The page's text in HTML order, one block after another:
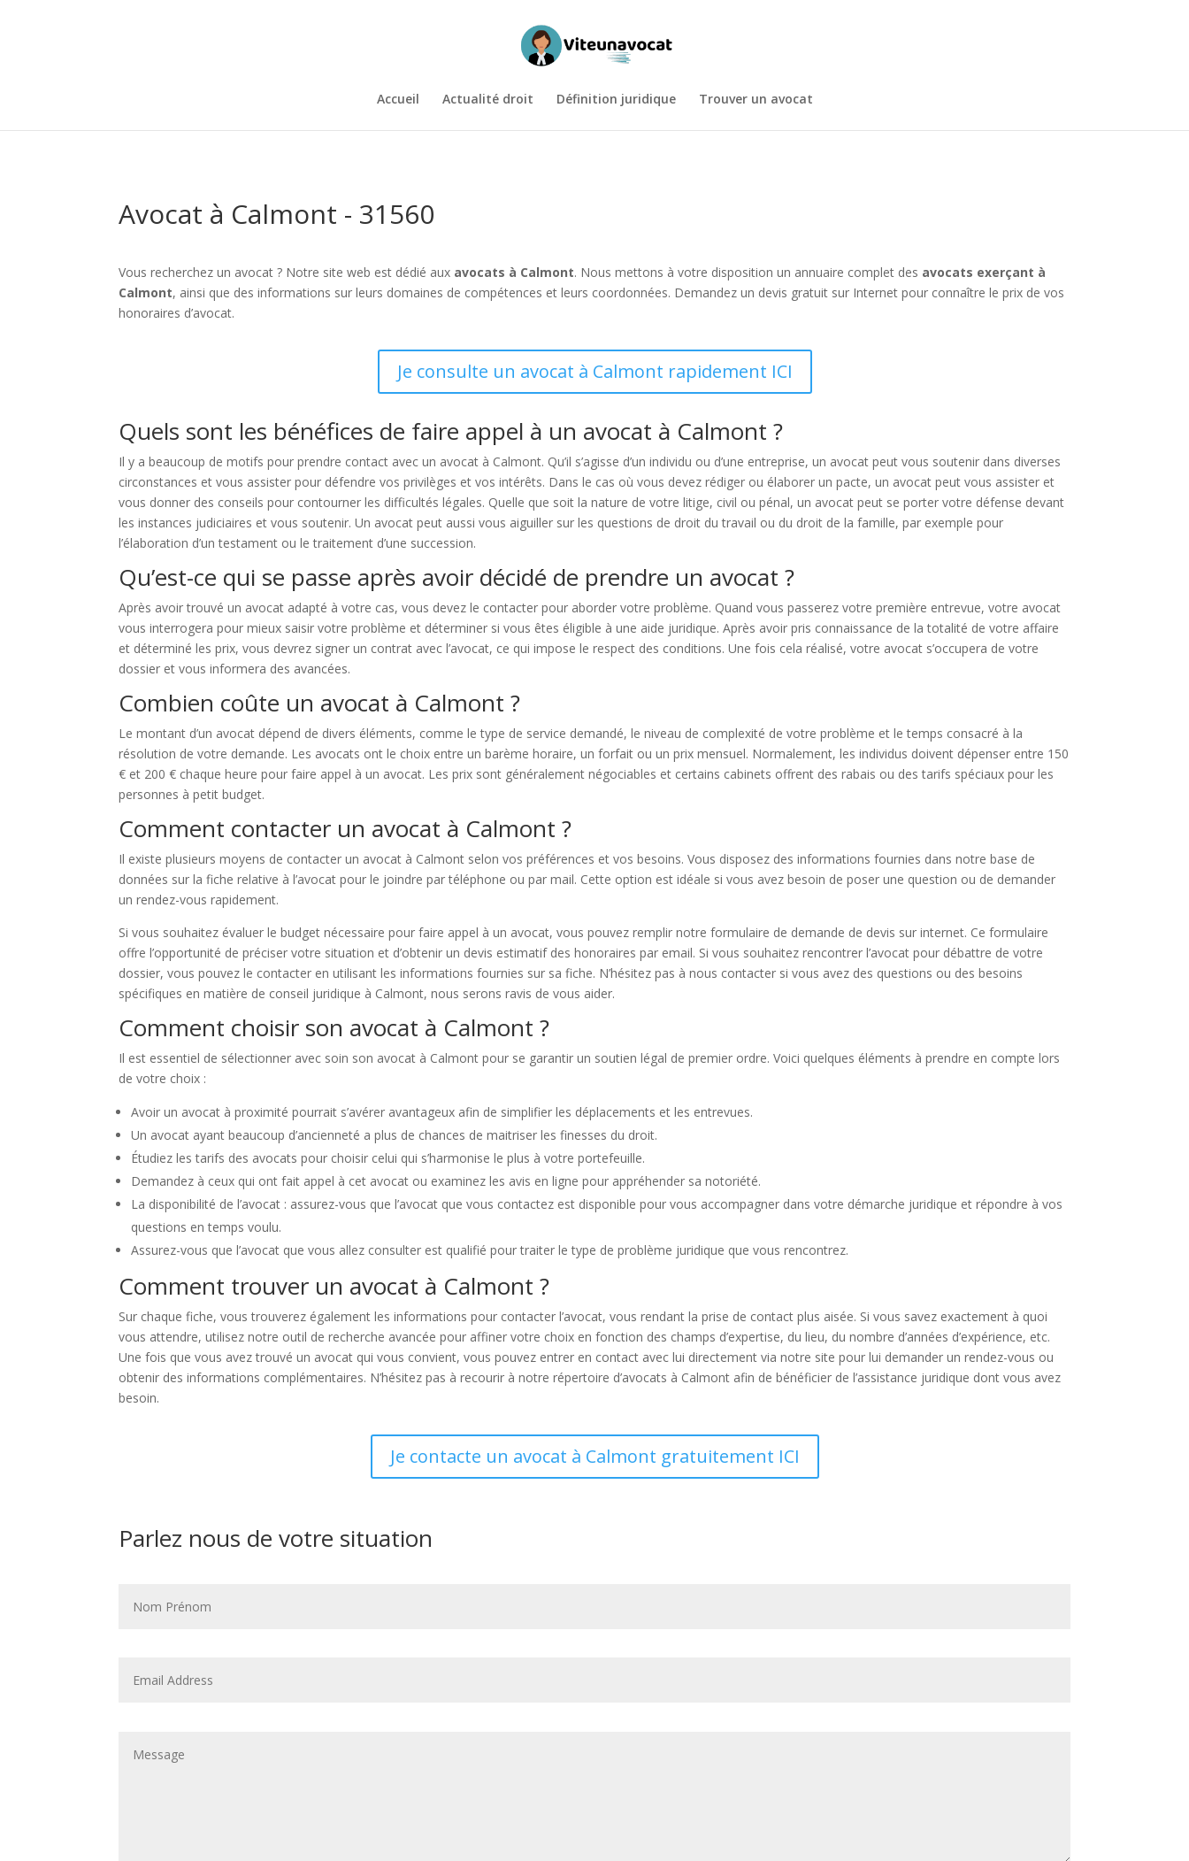
Accueil Actualité droit Définition juridique Trouver un avocat
Avocat à Calmont - 31560
Vous recherchez un avocat ? Notre site web est dédié aux avocats à Calmont. Nous mettons à votre disposition un annuaire complet des avocats exerçant à
Calmont, ainsi que des informations sur leurs domaines de compétences et leurs coordonnées. Demandez un devis gratuit sur Internet pour connaître le prix de vos
honoraires d’avocat.
Je consulte un avocat à Calmont rapidement ICI
Quels sont les bénéfices de faire appel à un avocat à Calmont ?
Il y a beaucoup de motifs pour prendre contact avec un avocat à Calmont. Qu’il s’agisse d’un individu ou d’une entreprise, un avocat peut vous soutenir dans diverses
circonstances et vous assister pour défendre vos privilèges et vos intérêts. Dans le cas où vous devez rédiger ou élaborer un pacte, un avocat peut vous assister et
vous donner des conseils pour contourner les difficultés légales. Quelle que soit la nature de votre litige, civil ou pénal, un avocat peut se porter votre défense devant
les instances judiciaires et vous soutenir. Un avocat peut aussi vous aiguiller sur les questions de droit du travail ou du droit de la famille, par exemple pour
l’élaboration d’un testament ou le traitement d’une succession.
Qu’est-ce qui se passe après avoir décidé de prendre un avocat ?
Après avoir trouvé un avocat adapté à votre cas, vous devez le contacter pour aborder votre problème. Quand vous passerez votre première entrevue, votre avocat
vous interrogera pour mieux saisir votre problème et déterminer si vous êtes éligible à une aide juridique. Après avoir pris connaissance de la totalité de votre affaire
et déterminé les prix, vous devrez signer un contrat avec l’avocat, ce qui impose le respect des conditions. Une fois cela réalisé, votre avocat s’occupera de votre
dossier et vous informera des avancées.
Combien coûte un avocat à Calmont ?
Le montant d’un avocat dépend de divers éléments, comme le type de service demandé, le niveau de complexité de votre problème et le temps consacré à la
résolution de votre demande. Les avocats ont le choix entre un barème horaire, un forfait ou un prix mensuel. Normalement, les individus doivent dépenser entre 150
€ et 200 € chaque heure pour faire appel à un avocat. Les prix sont généralement négociables et certains cabinets offrent des rabais ou des tarifs spéciaux pour les
personnes à petit budget.
Comment contacter un avocat à Calmont ?
Il existe plusieurs moyens de contacter un avocat à Calmont selon vos préférences et vos besoins. Vous disposez des informations fournies dans notre base de
données sur la fiche relative à l’avocat pour le joindre par téléphone ou par mail. Cette option est idéale si vous avez besoin de poser une question ou de demander
un rendez-vous rapidement.
Si vous souhaitez évaluer le budget nécessaire pour faire appel à un avocat, vous pouvez remplir notre formulaire de demande de devis sur internet. Ce formulaire
offre l’opportunité de préciser votre situation et d’obtenir un devis estimatif des honoraires par email. Si vous souhaitez rencontrer l’avocat pour débattre de votre
dossier, vous pouvez le contacter en utilisant les informations fournies sur sa fiche. N’hésitez pas à nous contacter si vous avez des questions ou des besoins
spécifiques en matière de conseil juridique à Calmont, nous serons ravis de vous aider.
Comment choisir son avocat à Calmont ?
Il est essentiel de sélectionner avec soin son avocat à Calmont pour se garantir un soutien légal de premier ordre. Voici quelques éléments à prendre en compte lors
de votre choix :
Avoir un avocat à proximité pourrait s’avérer avantageux afin de simplifier les déplacements et les entrevues.
Un avocat ayant beaucoup d’ancienneté a plus de chances de maitriser les finesses du droit.
Étudiez les tarifs des avocats pour choisir celui qui s’harmonise le plus à votre portefeuille.
Demandez à ceux qui ont fait appel à cet avocat ou examinez les avis en ligne pour appréhender sa notoriété.
La disponibilité de l’avocat : assurez-vous que l’avocat que vous contactez est disponible pour vous accompagner dans votre démarche juridique et répondre à vos
questions en temps voulu.
Assurez-vous que l’avocat que vous allez consulter est qualifié pour traiter le type de problème juridique que vous rencontrez.
Comment trouver un avocat à Calmont ?
Sur chaque fiche, vous trouverez également les informations pour contacter l’avocat, vous rendant la prise de contact plus aisée. Si vous savez exactement à quoi
vous attendre, utilisez notre outil de recherche avancée pour affiner votre choix en fonction des champs d’expertise, du lieu, du nombre d’années d’expérience, etc.
Une fois que vous avez trouvé un avocat qui vous convient, vous pouvez entrer en contact avec lui directement via notre site pour lui demander un rendez-vous ou
obtenir des informations complémentaires. N’hésitez pas à recourir à notre répertoire d’avocats à Calmont afin de bénéficier de l’assistance juridique dont vous avez
besoin.
Je contacte un avocat à Calmont gratuitement ICI
Parlez nous de votre situation